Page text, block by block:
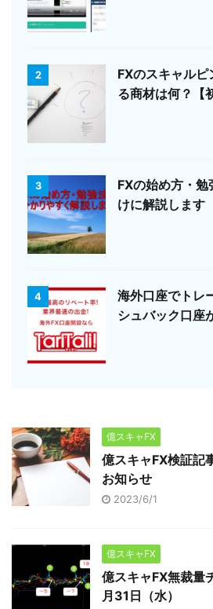
2
FXのスキャルピ
る商材は何？【
3
FXの始め方・勉
けに解説します
4
海外口座でトレ
シュバック口座
億スキャFX
億スキャFX検証記
お知らせ
2023/6/1
億スキャFX
億スキャFX無裁量
月31日（水）